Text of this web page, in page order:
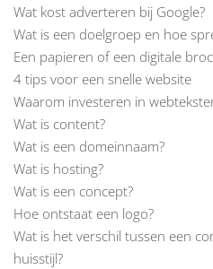
Wat kost adverteren bij Google?
Wat is een doelgroep en hoe
Een papieren of een digitale
4 tips voor een snelle website
Waarom investeren in
Wat is content?
Wat is een domeinnaam?
Wat is hosting?
Wat is een concept?
Hoe ontstaat een logo?
Wat is het verschil tussen een
huisstijl?